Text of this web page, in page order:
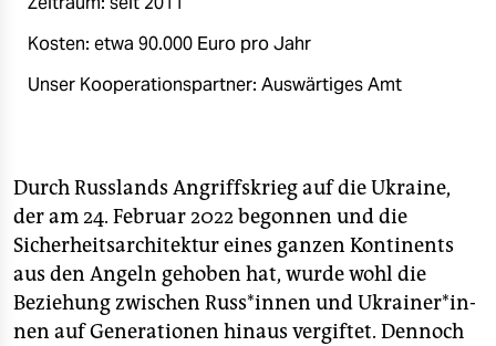
Kosten: etwa 90.000 Euro pro Jahr
Unser Kooperationspartner: Auswärtiges Amt
Durch Russlands Angriffskrieg auf die Ukraine,
der am 24. Februar 2022 begonnen und die
Sicherheitsarchitektur eines ganzen Kontinents
aus den Angeln gehoben hat, wurde wohl die
Beziehung zwischen Russ*in­nen und Ukrai­ne­r*in­
nen auf Generationen hinaus vergiftet. Dennoch